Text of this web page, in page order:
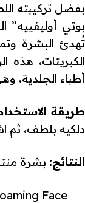
بفضل تركيبته
بوتي أوليفييه”
تُهدئ البشرة
الكبريتات،
أطباء الجلدية،
طريقة
دلكيه بلطف، ثم
النتائج: بشرة
Face